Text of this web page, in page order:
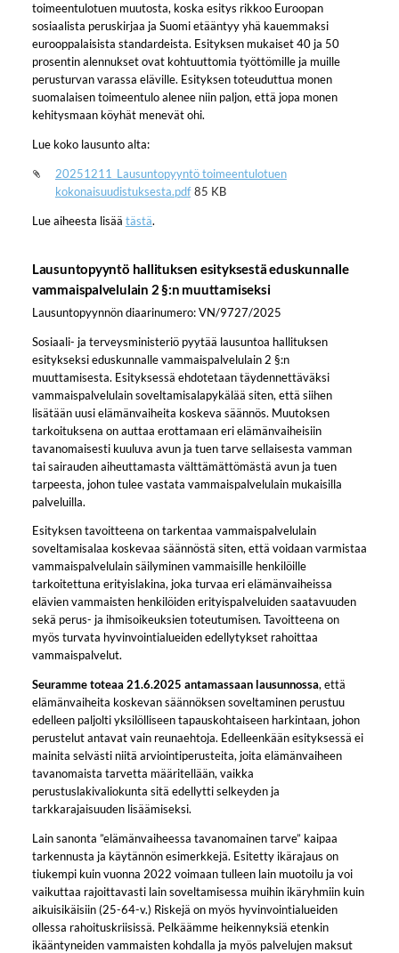
toimeentulotuen muutosta, koska esitys rikkoo Euroopan
sosiaalista peruskirjaa ja Suomi etääntyy yhä kauemmaksi
eurooppalaisista standardeista. Esityksen mukaiset 40 ja 50
prosentin alennukset ovat kohtuuttomia työttömille ja muille
perusturvan varassa eläville. Esityksen toteuduttua monen
suomalaisen toimeentulo alenee niin paljon, että jopa monen
kehitysmaan köyhät menevät ohi.
Lue koko lausunto alta:
20251211_Lausuntopyyntö toimeentulotuen
kokonaisuudistuksesta.pdf 85 KB
Lue aiheesta lisää tästä.
Lausuntopyyntö hallituksen esityksestä eduskunnalle
vammaispalvelulain 2 §:n muuttamiseksi
Lausuntopyynnön diaarinumero: VN/9727/2025
Sosiaali- ja terveysministeriö pyytää lausuntoa hallituksen
esitykseksi eduskunnalle vammaispalvelulain 2 §:n
muuttamisesta. Esityksessä ehdotetaan täydennettäväksi
vammaispalvelulain soveltamisalapykälää siten, että siihen
lisätään uusi elämänvaiheita koskeva säännös. Muutoksen
tarkoituksena on auttaa erottamaan eri elämänvaiheisiin
tavanomaisesti kuuluva avun ja tuen tarve sellaisesta vamman
tai sairauden aiheuttamasta välttämättömästä avun ja tuen
tarpeesta, johon tulee vastata vammaispalvelulain mukaisilla
palveluilla.
Esityksen tavoitteena on tarkentaa vammaispalvelulain
soveltamisalaa koskevaa säännöstä siten, että voidaan varmistaa
vammaispalvelulain säilyminen vammaisille henkilöille
tarkoitettuna erityislakina, joka turvaa eri elämänvaiheissa
elävien vammaisten henkilöiden erityispalveluiden saatavuuden
sekä perus- ja ihmisoikeuksien toteutumisen. Tavoitteena on
myös turvata hyvinvointialueiden edellytykset rahoittaa
vammaispalvelut.
Seuramme toteaa 21.6.2025 antamassaan lausunnossa, että
elämänvaiheita koskevan säännöksen soveltaminen perustuu
edelleen paljolti yksilölliseen tapauskohtaiseen harkintaan, johon
perustelut antavat vain reunaehtoja. Edelleenkään esityksessä ei
mainita selvästi niitä arviointiperusteita, joita elämänvaiheen
tavanomaista tarvetta määritellään, vaikka
perustuslakivaliokunta sitä edellytti selkeyden ja
tarkkarajaisuuden lisäämiseksi.
Lain sanonta ”elämänvaiheessa tavanomainen tarve” kaipaa
tarkennusta ja käytännön esimerkkejä. Esitetty ikärajaus on
tiukempi kuin vuonna 2022 voimaan tulleen lain muotoilu ja voi
vaikuttaa rajoittavasti lain soveltamisessa muihin ikäryhmiin kuin
aikuisikäisiin (25-64-v.) Riskejä on myös hyvinvointialueiden
ollessa rahoituskriisissä. Pelkäämme heikennyksiä etenkin
ikääntyneiden vammaisten kohdalla ja myös palvelujen maksut